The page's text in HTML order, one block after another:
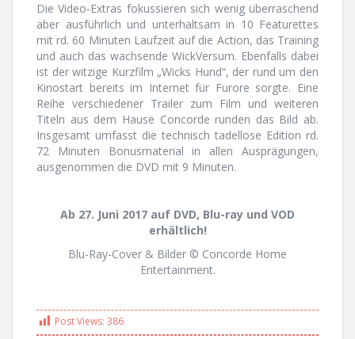
Die Video-Extras fokussieren sich wenig überraschend
aber ausführlich und unterhaltsam in 10 Featurettes
mit rd. 60 Minuten Laufzeit auf die Action, das Training
und auch das wachsende WickVersum. Ebenfalls dabei
ist der witzige Kurzfilm „Wicks Hund“, der rund um den
Kinostart bereits im Internet für Furore sorgte. Eine
Reihe verschiedener Trailer zum Film und weiteren
Titeln aus dem Hause Concorde runden das Bild ab.
Insgesamt umfasst die technisch tadellose Edition rd.
72 Minuten Bonusmaterial in allen Ausprägungen,
ausgenommen die DVD mit 9 Minuten.
Ab 27. Juni 2017 auf DVD, Blu-ray und VOD
erhältlich!
Blu-Ray-Cover & Bilder © Concorde Home
Entertainment.
Post Views: 386